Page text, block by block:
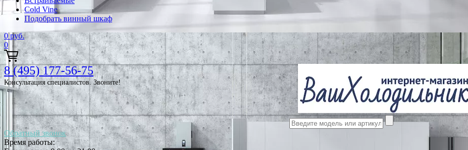
Cold Vine
Подобрать винный шкаф
0 руб.
0
8 (495) 177-56-75
Консультация специалистов. Звоните!
Обратный звонок
Время работы: